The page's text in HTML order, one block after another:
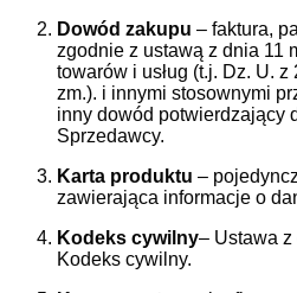
Dowód zakupu – faktura,
zgodnie z ustawą z dnia 11
towarów i usług (t.j. Dz. U.
zm.). i innymi stosownymi
inny dowód potwierdzający
Sprzedawcy.
Karta produktu –
zawierająca informacje o
Kodeks cywilny– Ustawa z
Kodeks cywilny.